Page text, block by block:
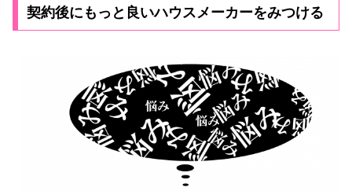
契約後にもっと良いハウスメーカーをみつける